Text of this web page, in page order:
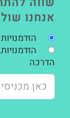
אנחנו
הדרכה